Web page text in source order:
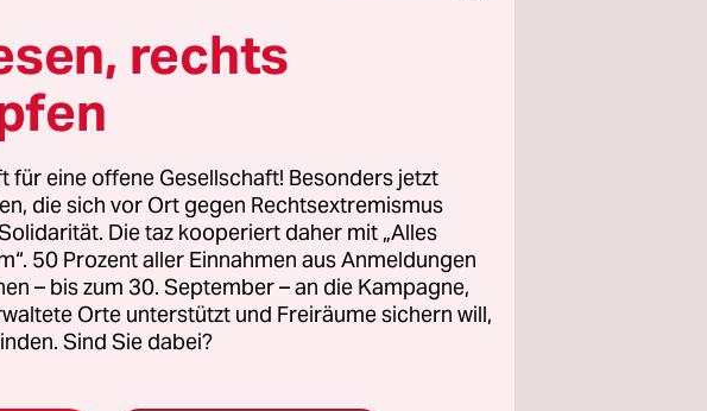
die Schlussfolgerung
Durham
und seine
geschossenen
Das Ergebnis: In den
sind vor allem die
geworden. War 1980
es 2010 nur noch 16 Kilo.
rechts
für eine offene Gesellschaft! Besonders jetzt
die sich vor Ort gegen Rechtsextremismus
Die taz kooperiert daher mit „Alles
50 Prozent aller Einnahmen aus Anmeldungen
– bis zum 30. September – an die Kampagne,
Orte unterstützt und Freiräume sichern will,
Sind Sie dabei?